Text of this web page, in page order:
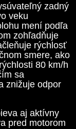
zadný
veku
mení podľa
zohľadňuje
rýchlosť
smere, ako
80 km/h
sa
znižuje odpor
aj aktívny
pred motorom